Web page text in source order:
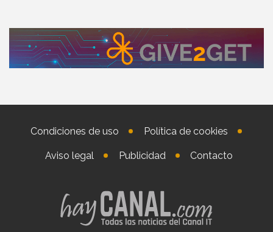
Condiciones de uso Política de cookies
Aviso legal Publicidad Contacto